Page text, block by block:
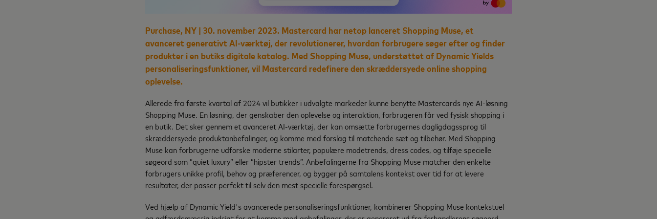
Purchase, NY | 30. november 2023. Mastercard har netop lanceret Shopping Muse, et
avanceret generativt AI-værktøj, der revolutionerer, hvordan forbrugere søger efter og finder
produkter i en butiks digitale katalog. Med Shopping Muse, understøttet af Dynamic Yields
personaliseringsfunktioner, vil Mastercard redefinere den skræddersyede online shopping
oplevelse.
Allerede fra første kvartal af 2024 vil butikker i udvalgte markeder kunne benytte Mastercards nye AI-løsning
Shopping Muse. En løsning, der genskaber den oplevelse og interaktion, forbrugeren får ved fysisk shopping i
en butik. Det sker gennem et avanceret AI-værktøj, der kan omsætte forbrugernes dagligdagssprog til
skræddersyede produktanbefalinger, og komme med forslag til matchende sæt og tilbehør. Med Shopping
Muse kan forbrugerne udforske moderne stilarter, populære modetrends, dress codes, og tilføje specielle
søgeord som ”quiet luxury” eller ”hipster trends”. Anbefalingerne fra Shopping Muse matcher den enkelte
forbrugers unikke profil, behov og præferencer, og bygger på samtalens kontekst over tid for at levere
resultater, der passer perfekt til selv den mest specielle forespørgsel.
Ved hjælp af Dynamic Yield's avancerede personaliseringsfunktioner, kombinerer Shopping Muse kontekstuel